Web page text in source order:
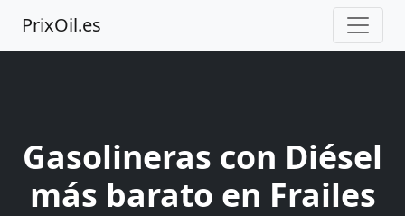
PrixOil.es
Gasolineras con Diésel
más barato en Frailes